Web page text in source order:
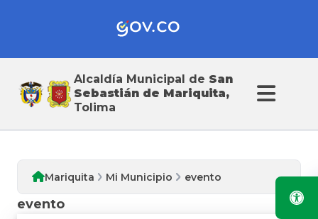
Alcaldía Municipal de San
Sebastián de Mariquita,
Tolima
Mi Municipio
Mariquita Mi Municipio evento
evento